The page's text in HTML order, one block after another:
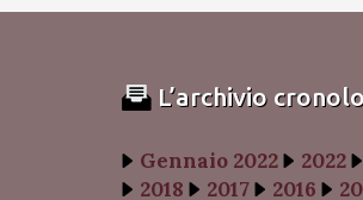
L’archivio
Gennaio 2022 2022
2018
2017 2016